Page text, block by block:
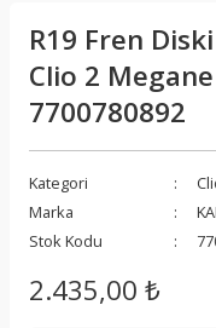
R19 Fren
Clio 2
7700780892
Kategori
Marka
Stok Kodu
2.435,00 ₺